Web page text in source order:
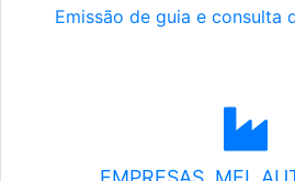
Emissão de guia e consulta